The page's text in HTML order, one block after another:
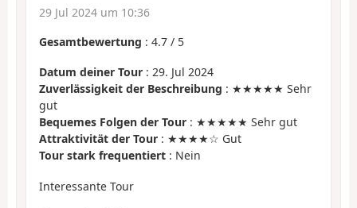
29 Jul 2024 um 10:36
Gesamtbewertung : 4.7 / 5
Datum deiner Tour : 29. Jul 2024
Zuverlässigkeit der Beschreibung : ★★★★★ Sehr
gut
Bequemes Folgen der Tour : ★★★★★ Sehr gut
Attraktivität der Tour : ★★★★☆ Gut
Tour stark frequentiert : Nein
Interessante Tour